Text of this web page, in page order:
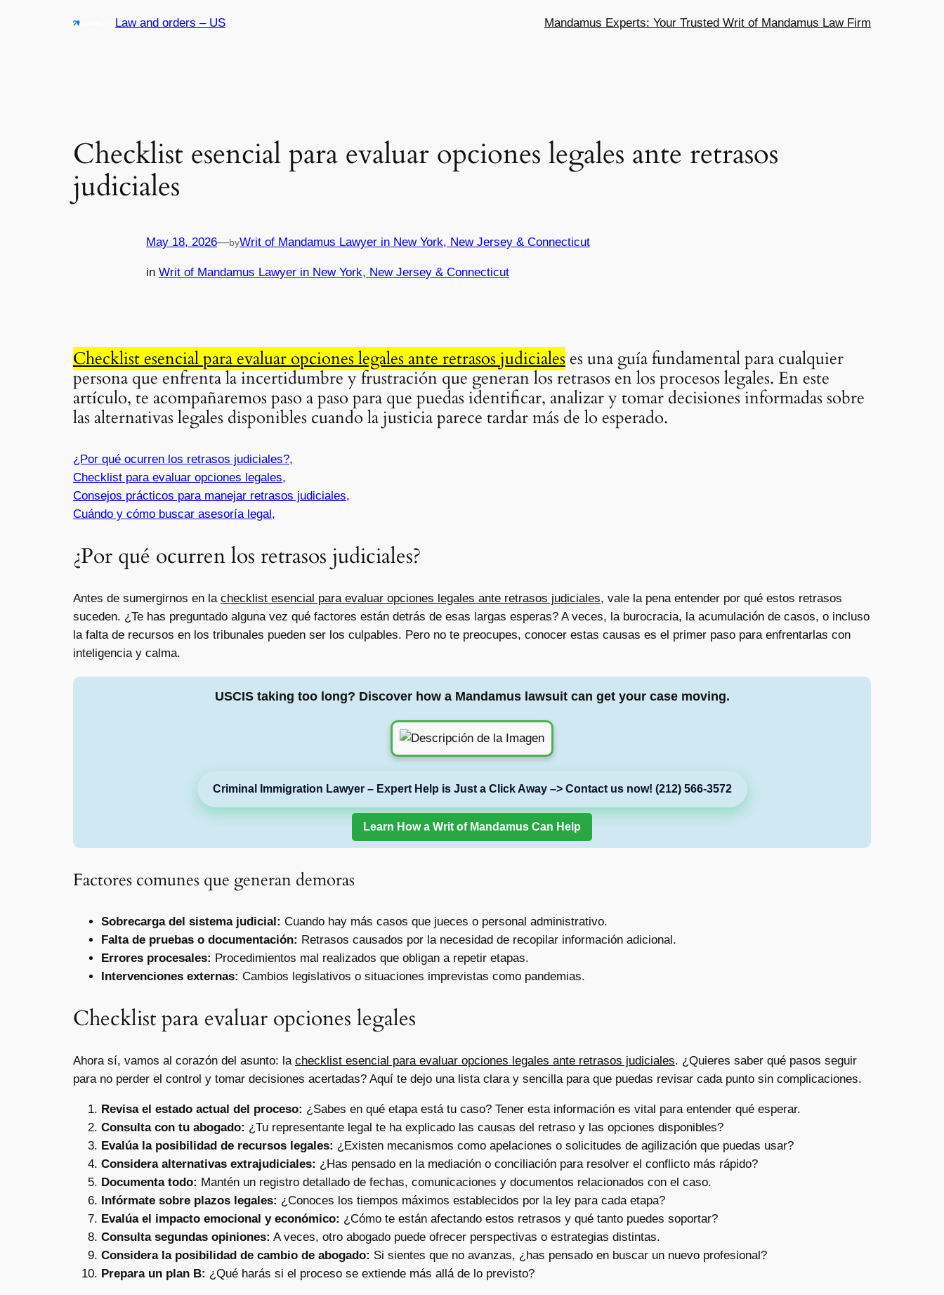
Law and orders – US Mandamus Experts: Your Trusted Writ of Mandamus Law Firm
Checklist esencial para evaluar opciones legales ante retrasos
judiciales
May 18, 2026—byWrit of Mandamus Lawyer in New York, New Jersey & Connecticut
in Writ of Mandamus Lawyer in New York, New Jersey & Connecticut
Checklist esencial para evaluar opciones legales ante retrasos judicialeses una guía fundamental para cualquier
persona que enfrenta la incertidumbre y frustración que generan los retrasos en los procesos legales. En este
artículo, te acompañaremos paso a paso para que puedas identificar, analizar y tomar decisiones informadas sobre
las alternativas legales disponibles cuando la justicia parece tardar más de lo esperado.
¿Por qué ocurren los retrasos judiciales?,
Checklist para evaluar opciones legales,
Consejos prácticos para manejar retrasos judiciales,
Cuándo y cómo buscar asesoría legal,
¿Por qué ocurren los retrasos judiciales?
Antes de sumergirnos en la checklist esencial para evaluar opciones legales ante retrasos judiciales, vale la pena entender por qué estos retrasos
suceden. ¿Te has preguntado alguna vez qué factores están detrás de esas largas esperas? A veces, la burocracia, la acumulación de casos, o incluso
la falta de recursos en los tribunales pueden ser los culpables. Pero no te preocupes, conocer estas causas es el primer paso para enfrentarlas con
inteligencia y calma.
USCIS taking too long? Discover how a Mandamus lawsuit can get your case moving.
Criminal Immigration Lawyer – Expert Help is Just a Click Away –> Contact us now! (212) 566-3572
Learn How a Writ of Mandamus Can Help
Factores comunes que generan demoras
Sobrecarga del sistema judicial: Cuando hay más casos que jueces o personal administrativo.
Falta de pruebas o documentación: Retrasos causados por la necesidad de recopilar información adicional.
Errores procesales: Procedimientos mal realizados que obligan a repetir etapas.
Intervenciones externas: Cambios legislativos o situaciones imprevistas como pandemias.
Checklist para evaluar opciones legales
Ahora sí, vamos al corazón del asunto: la checklist esencial para evaluar opciones legales ante retrasos judiciales. ¿Quieres saber qué pasos seguir
para no perder el control y tomar decisiones acertadas? Aquí te dejo una lista clara y sencilla para que puedas revisar cada punto sin complicaciones.
Revisa el estado actual del proceso: ¿Sabes en qué etapa está tu caso? Tener esta información es vital para entender qué esperar.
Consulta con tu abogado: ¿Tu representante legal te ha explicado las causas del retraso y las opciones disponibles?
Evalúa la posibilidad de recursos legales: ¿Existen mecanismos como apelaciones o solicitudes de agilización que puedas usar?
Considera alternativas extrajudiciales: ¿Has pensado en la mediación o conciliación para resolver el conflicto más rápido?
Documenta todo: Mantén un registro detallado de fechas, comunicaciones y documentos relacionados con el caso.
Infórmate sobre plazos legales: ¿Conoces los tiempos máximos establecidos por la ley para cada etapa?
Evalúa el impacto emocional y económico: ¿Cómo te están afectando estos retrasos y qué tanto puedes soportar?
Consulta segundas opiniones: A veces, otro abogado puede ofrecer perspectivas o estrategias distintas.
Considera la posibilidad de cambio de abogado: Si sientes que no avanzas, ¿has pensado en buscar un nuevo profesional?
Prepara un plan B: ¿Qué harás si el proceso se extiende más allá de lo previsto?